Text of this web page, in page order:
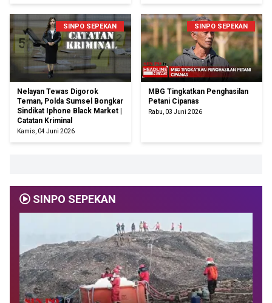
SINPO SEPEKAN
Nelayan Tewas Digorok
Teman, Polda Sumsel Bongkar
Sindikat Iphone Black Market |
Catatan Kriminal
Kamis, 04 Juni 2026
SINPO SEPEKAN
MBG Tingkatkan Penghasilan
Petani Cipanas
Rabu, 03 Juni 2026
SINPO SEPEKAN